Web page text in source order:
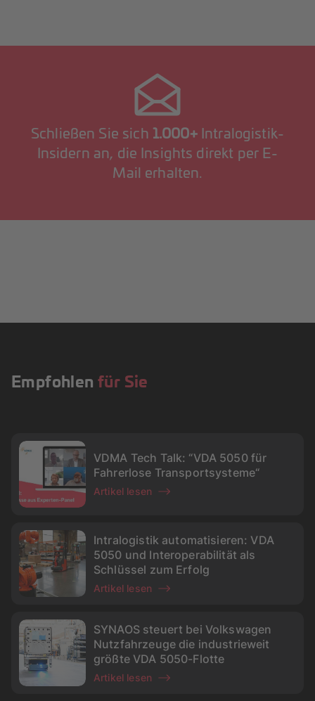
Schließen Sie sich 1.000+Intralogistik-
Insidern an, die Insights direkt per E-
Mail erhalten.
Empfohlenfür Sie
VDMA Tech Talk: “VDA 5050 für
Fahrerlose Transportsysteme“
Artikel lesen
Intralogistik automatisieren: VDA
5050 und Interoperabilität als
Schlüssel zum Erfolg
Artikel lesen
SYNAOS steuert bei Volkswagen
Nutzfahrzeuge die industrieweit
größte VDA 5050-Flotte
Artikel lesen